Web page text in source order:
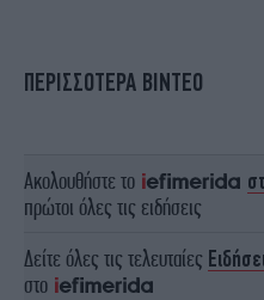
ΠΕΡΙΣΣΟΤΕΡΑ ΒΙΝΤΕΟ
Ακολουθήστε το
πρώτοι όλες τις ειδήσεις
Δείτε όλες τις τελευταίες
στο